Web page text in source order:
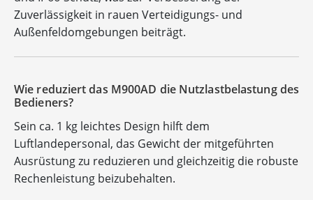
Zuverlässigkeit in rauen Verteidigungs- und
Außenfeldomgebungen beiträgt.
Wie reduziert das M900AD die Nutzlastbelastung des
Bedieners?
Sein ca. 1 kg leichtes Design hilft dem
Luftlandepersonal, das Gewicht der mitgeführten
Ausrüstung zu reduzieren und gleichzeitig die robuste
Rechenleistung beizubehalten.